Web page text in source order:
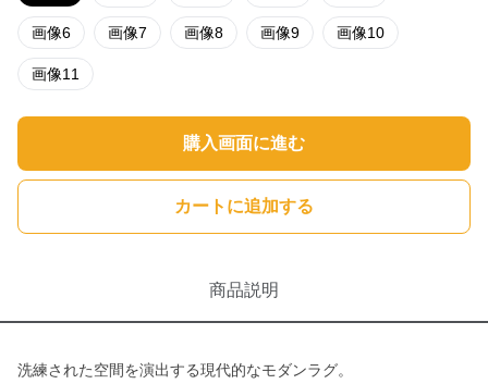
画像6 画像7 画像8 画像9 画像10
画像11
購入画面に進む
カートに追加する
商品説明
洗練された空間を演出する現代的なモダンラグ。